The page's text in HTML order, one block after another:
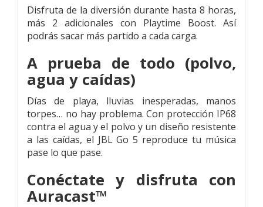
Disfruta de la diversión durante hasta 8 horas,
más 2 adicionales con Playtime Boost. Así
podrás sacar más partido a cada carga.
A prueba de todo (polvo,
agua y caídas)
Días de playa, lluvias inesperadas, manos
torpes… no hay problema. Con protección IP68
contra el agua y el polvo y un diseño resistente
a las caídas, el JBL Go 5 reproduce tu música
pase lo que pase.
Conéctate y disfruta con
Auracast™